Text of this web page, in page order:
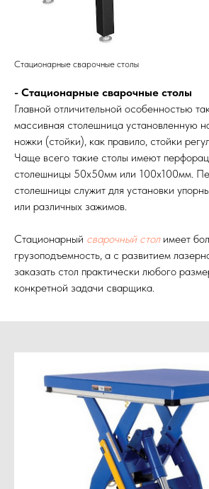
Стационарные сварочные столы
- Стационарные сварочные столы
Главной отличительной особенностью
массивная столешница установленную
ножки (стойки), как правило, стойки
Чаще всего такие столы имеют
столешницы 50х50мм или 100х100мм.
столешницы служит для установки
или различных зажимов.
Стационарный сварочный столимеет
грузоподъемность, а с развитием
заказать стол практически любого
конкретной задачи сварщика.